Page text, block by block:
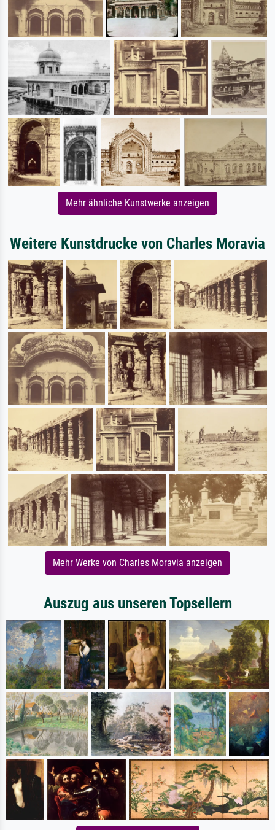
Mehr ähnliche Kunstwerke anzeigen
Weitere Kunstdrucke von Charles Moravia
Mehr Werke von Charles Moravia anzeigen
Auszug aus unseren Topsellern